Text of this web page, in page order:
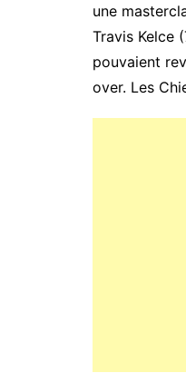
une
Travis Kelce
pouvaient
over. Les